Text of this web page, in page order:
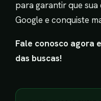
para garantir que sua
Google e conquiste
Fale conosco agora
das buscas!